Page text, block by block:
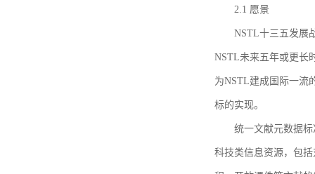
2.1 愿景
NSTL十三五发展
NSTL未来五年或更长
为NSTL建成国际一流
标的实现。
统一文献元数据
科技类信息资源，包